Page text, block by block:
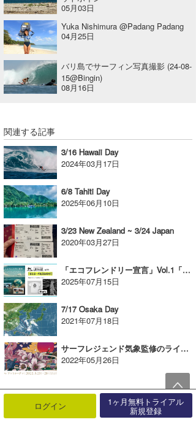
05月03日
Yuka Nishimura @Padang Padang
04月25日
バリ島でサーフィン写真撮影 (24-08-
15@Bingin)
08月16日
関連する記事
3/16 Hawaii Day
2024年03月17日
6/8 Tahiti Day
2025年06月10日
3/23 New Zealand ~ 3/24 Japan
2020年03月27日
「エコフレンドリー宣言」Vol.1「That’s 代表 カワムラヒデオ氏」
2025年07月15日
7/17 Osaka Day
2021年07月18日
サーフレジェンド気象監修のライトアップイベントが旧芝離宮にて開催！
2022年05月26日
ログイン 1ヶ月無料トライアル
新規登録